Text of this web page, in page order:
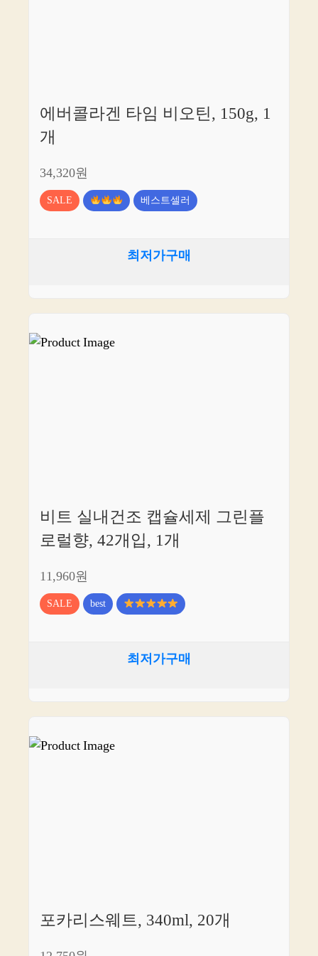
에버콜라겐 타임 비오틴, 150g, 1
개
34,320원
SALE 베스트셀러
최저가구매
비트 실내건조 캡슐세제 그린플
로럴향, 42개입, 1개
11,960원
SALE best
최저가구매
포카리스웨트, 340ml, 20개